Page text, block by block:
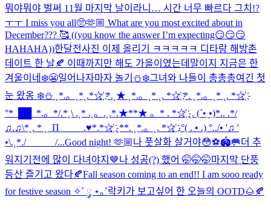
뭐야뭐야 벌써 11월 마지막 날이라니… 시간 너무 빠르다 그치!?
ㅜㅜ I miss you all🥺🫶🏼 What are you most excited about in
December??? 🥰 ((you know the answer I’m expecting😏😏😏
HAHAHA))한달전사진 이제 올리기 ㅋㅋㅋㅋㅋ 디타랑 해방촌
데이트 한 날🍂 이때까지만 해도 가을이였는데말이지 지금은 한
겨울이네❄️😬일어나자마자 놀기⛄❄️그녀와 나들이 총총총여긴 첫
눈 왔옹 ❄️⛄️ ˛*.。˛*˛.*☆҉ *.˛★ ˛*.。˛* ˛. *☆҉ *. ˛*.。˛* ˛. *☆҉
°*_██_*.。*/.*˛\ .˛* .˛。.˛.*.★**★ 。* . *☆҉ ˛. (´• ̮•)*.. .*/
♫.♫\*˛. * ˛_Π_____.♥*.*☆҉ ˛**. ˛*.。˛. *☆҉ .°( . • .) °../• '♫ '
•\.˛*./______/...Good night! 🫶🏼나 풋살화 살거야😳⚽️🏟️🥅더 추
워지기전에 많이 다녀야지🤎나 성공(?) 했어 🤭🤭🤭마지막 단풍
등산 즐기고 왔다🍂Fall season coming to an end!! I am sooo ready
for festive season ✧˚ ༘ ⋆｡˚락키가 보고싶어 한 오늘의 OOTD🌰🍂